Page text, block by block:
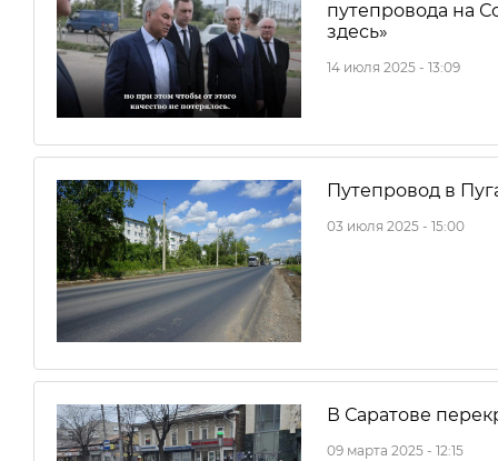
путепровода на
здесь»
14 июля 2025 - 13:09
Путепровод в
03 июля 2025 - 15:00
В Саратове
09 марта 2025 - 12:15